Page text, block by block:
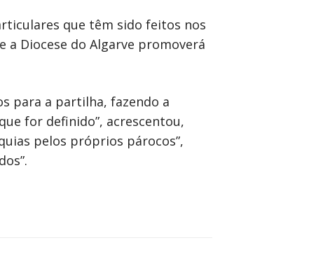
que têm sido feitos nos
a Diocese do Algarve promoverá
para a partilha, fazendo a
for definido”, acrescentou,
pelos próprios párocos”,